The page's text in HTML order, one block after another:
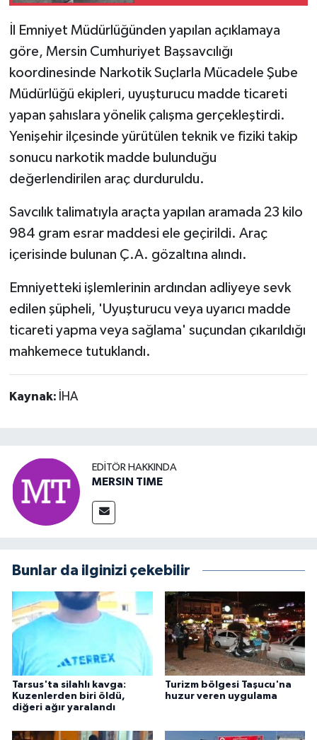
İl Emniyet Müdürlüğünden yapılan açıklamaya
göre, Mersin Cumhuriyet Başsavcılığı
koordinesinde Narkotik Suçlarla Mücadele Şube
Müdürlüğü ekipleri, uyuşturucu madde ticareti
yapan şahıslara yönelik çalışma gerçekleştirdi.
Yenişehir ilçesinde yürütülen teknik ve fiziki takip
sonucu narkotik madde bulunduğu
değerlendirilen araç durduruldu.
Savcılık talimatıyla araçta yapılan aramada 23 kilo
984 gram esrar maddesi ele geçirildi. Araç
içerisinde bulunan Ç.A. gözaltına alındı.
Emniyetteki işlemlerinin ardından adliyeye sevk
edilen şüpheli, 'Uyuşturucu veya uyarıcı madde
ticareti yapma veya sağlama' suçundan çıkarıldığı
mahkemece tutuklandı.
Kaynak: İHA
EDITÖR HAKKINDA
MERSIN TIME
Bunlar da ilginizi çekebilir
Tarsus'ta silahlı kavga:
Kuzenlerden biri öldü,
diğeri ağır yaralandı
Turizm bölgesi Taşucu'na
huzur veren uygulama